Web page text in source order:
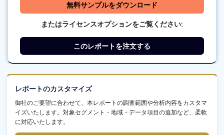
無料サンプルをダウンロード
またはライセンスオプションをご覧ください:
このレポートを注文する
レポートのカスタマイズ
御社のご要望に合わせて、本レポートの調査範囲や分析内容をカスタマ
イズいたします。対象セグメント・地域・データ項目の追加など、柔軟
に対応いたします。